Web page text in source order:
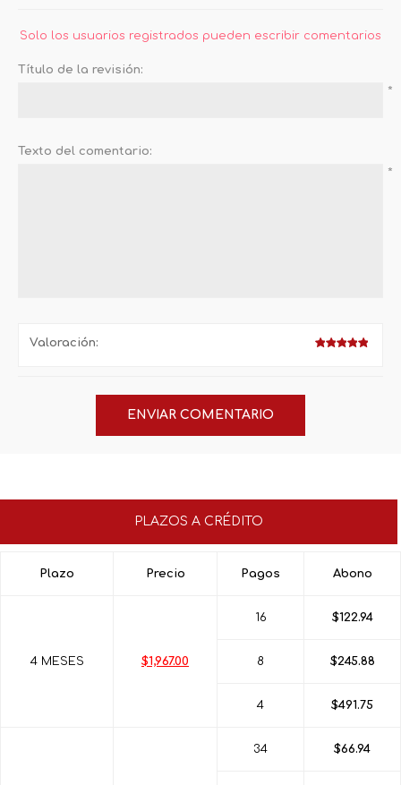
Solo los usuarios registrados pueden escribir comentarios
Título de la revisión:
*
Texto del comentario:
*
Valoración:
PLAZOS A CRÉDITO
Plazo Precio Pagos Abono
4 MESES $1,967.00
16 $122.94
8 $245.88
4 $491.75
34 $66.94